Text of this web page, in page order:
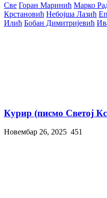
Све Горан Маринић Марко
Крстановић Небојша Лазић
Илић Бобан Димитријевић
Курир (писмо Светој
Новембар 26, 2025 451